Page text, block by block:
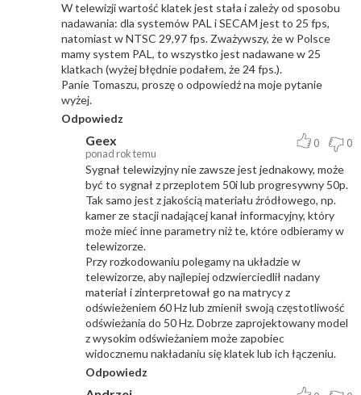
W telewizji wartość klatek jest stała i zależy od sposobu
nadawania: dla systemów PAL i SECAM jest to 25 fps,
natomiast w NTSC 29,97 fps. Zważywszy, że w Polsce
mamy system PAL, to wszystko jest nadawane w 25
klatkach (wyżej błędnie podałem, że 24 fps.).
Panie Tomaszu, proszę o odpowiedź na moje pytanie
wyżej.
Odpowiedz
Geex
ponad rok temu
0 0
Sygnał telewizyjny nie zawsze jest jednakowy, może
być to sygnał z przeplotem 50i lub progresywny 50p.
Tak samo jest z jakością materiału źródłowego, np.
kamer ze stacji nadającej kanał informacyjny, który
może mieć inne parametry niż te, które odbieramy w
telewizorze.
Przy rozkodowaniu polegamy na układzie w
telewizorze, aby najlepiej odzwierciedlił nadany
materiał i zinterpretował go na matrycy z
odświeżeniem 60 Hz lub zmienił swoją częstotliwość
odświeżania do 50 Hz. Dobrze zaprojektowany model
z wysokim odświeżaniem może zapobiec
widocznemu nakładaniu się klatek lub ich łączeniu.
Odpowiedz